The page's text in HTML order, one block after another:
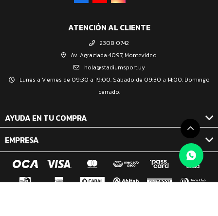
ATENCIÓN AL CLIENTE
2308 0742
Av. Agraciada 4097, Montevideo
hola@stadiumsport.uy
Lunes a Viernes de 09:30 a 19:00. Sábado de 09:30 a 14:00. Domingo
cerrado.
AYUDA EN TU COMPRA
EMPRESA